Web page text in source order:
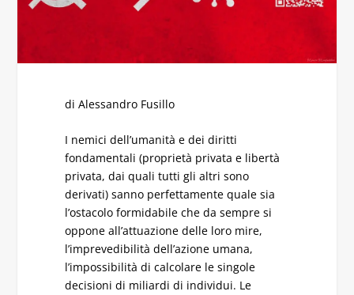
di Alessandro Fusillo
I nemici dell’umanità e dei diritti
fondamentali (proprietà privata e libertà
privata, dai quali tutti gli altri sono
derivati) sanno perfettamente quale sia
l’ostacolo formidabile che da sempre si
oppone all’attuazione delle loro mire,
l’imprevedibilità dell’azione umana,
l’impossibilità di calcolare le singole
decisioni di miliardi di individui. Le